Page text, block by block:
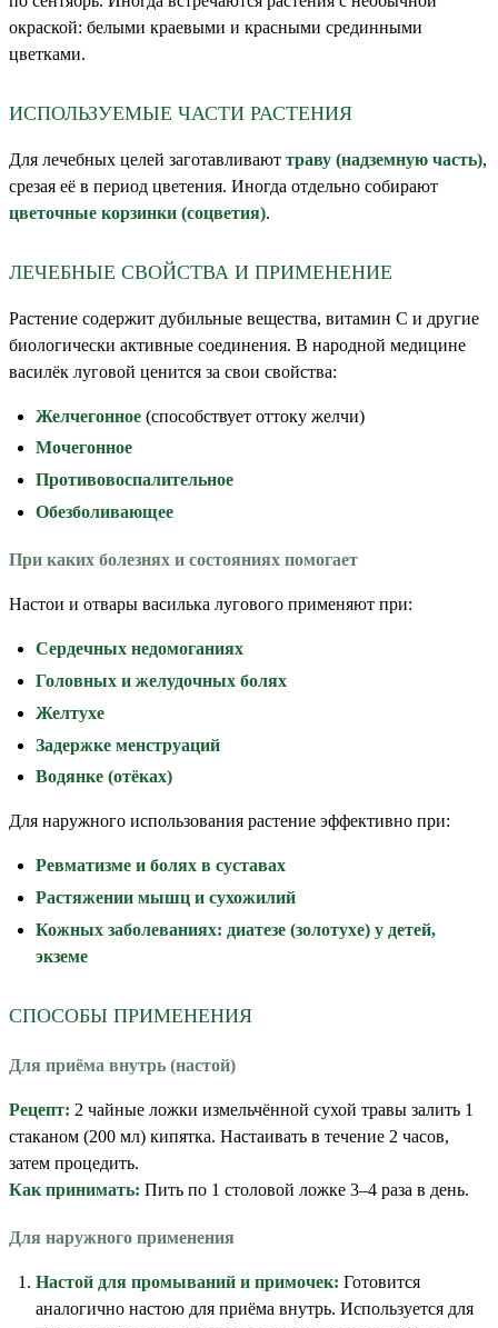
окраской: белыми краевыми и красными срединными
цветками.
ИСПОЛЬЗУЕМЫЕ ЧАСТИ РАСТЕНИЯ
Для лечебных целей заготавливают траву (надземную часть),
срезая её в период цветения. Иногда отдельно собирают
цветочные корзинки (соцветия).
ЛЕЧЕБНЫЕ СВОЙСТВА И ПРИМЕНЕНИЕ
Растение содержит дубильные вещества, витамин С и другие
биологически активные соединения. В народной медицине
василёк луговой ценится за свои свойства:
Желчегонное (способствует оттоку желчи)
Мочегонное
Противовоспалительное
Обезболивающее
При каких болезнях и состояниях помогает
Настои и отвары василька лугового применяют при:
Сердечных недомоганиях
Головных и желудочных болях
Желтухе
Задержке менструаций
Водянке (отёках)
Для наружного использования растение эффективно при:
Ревматизме и болях в суставах
Растяжении мышц и сухожилий
Кожных заболеваниях: диатезе (золотухе) у детей,
экземе
СПОСОБЫ ПРИМЕНЕНИЯ
Для приёма внутрь (настой)
Рецепт: 2 чайные ложки измельчённой сухой травы залить 1
стаканом (200 мл) кипятка. Настаивать в течение 2 часов,
затем процедить.
Как принимать: Пить по 1 столовой ложке 3–4 раза в день.
Для наружного применения
Настой для промываний и примочек: Готовится
аналогично настою для приёма внутрь. Используется для